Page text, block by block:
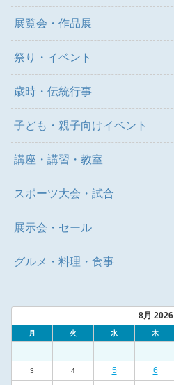
展覧会・作品展
祭り・イベント
歳時・伝統行事
子ども・親子向けイベント
講座・講習・教室
スポーツ大会・試合
展示会・セール
グルメ・料理・食事
8月 2026
月 火 水 木
3 4 5 6